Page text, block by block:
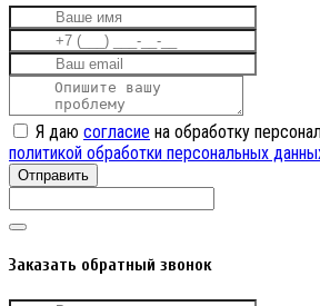
Я даю согласие на обработку
политикой обработки персональных
Отправить
Заказать обратный звонок